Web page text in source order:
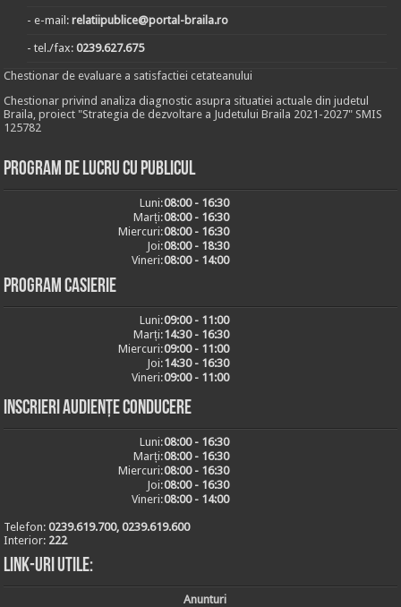
- e-mail:relatiipublice@portal-braila.ro
- tel./fax:0239.627.675
Chestionar de evaluare a satisfactiei cetateanului
Chestionar privind analiza diagnostic asupra situatiei actuale din judetul
Braila, proiect "Strategia de dezvoltare a Judetului Braila 2021-2027" SMIS
125782
Program de lucru cu publicul
Luni:08:00 - 16:30
Marți:08:00 - 16:30
Miercuri:08:00 - 16:30
Joi:08:00 - 18:30
Vineri:08:00 - 14:00
Program casierie
Luni:09:00 - 11:00
Marți:14:30 - 16:30
Miercuri:09:00 - 11:00
Joi:14:30 - 16:30
Vineri:09:00 - 11:00
Inscrieri audiențe conducere
Luni:08:00 - 16:30
Marți:08:00 - 16:30
Miercuri:08:00 - 16:30
Joi:08:00 - 16:30
Vineri:08:00 - 14:00
Telefon:0239.619.700, 0239.619.600
Interior: 222
Link-uri utile:
Anunturi